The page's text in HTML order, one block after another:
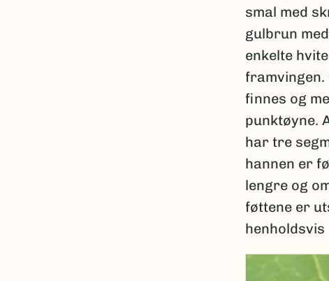
smal med
gulbrun
enkelte
framvingen.
finnes og
punktøyne.
har tre
hannen er
lengre og
føttene er
henholdsvis